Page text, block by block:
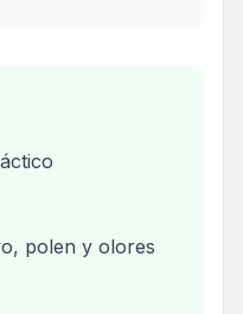
polen y olores